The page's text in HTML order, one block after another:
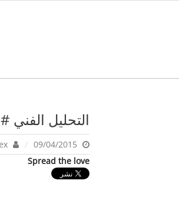
التحليل الفني #C-CORN : 2015-04-09
09/04/2015
Spread the love